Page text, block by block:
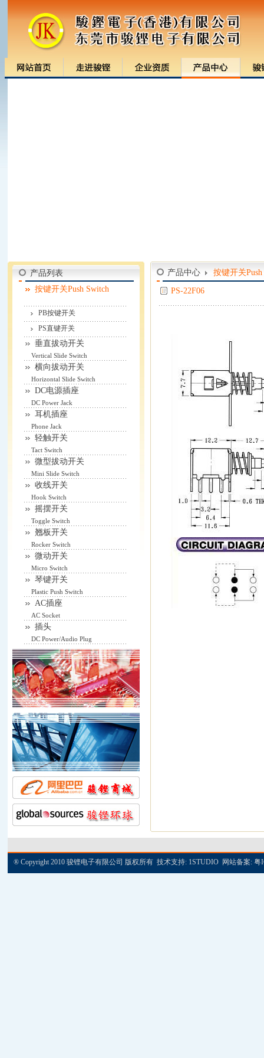
产品列表
按键开关Push Switch
PB按键开关
PS直键开关
垂直拔动开关
Vertical Slide Switch
横向拔动开关
Horizontal Slide Switch
DC电源插座
DC Power Jack
耳机插座
Phone Jack
轻触开关
Tact Switch
微型拔动开关
Mini Slide Switch
收线开关
Hook Switch
摇摆开关
Toggle Switch
翘板开关
Rocker Switch
微动开关
Micro Switch
琴键开关
Plastic Push Switch
AC插座
AC Socket
插头
DC Power/Audio Plug
产品中心 按键开关Push
PS-22F06
® Copyright 2010 骏铿电子有限公司 版权所有 技术支持: 1STUDIO网站备案: 粤